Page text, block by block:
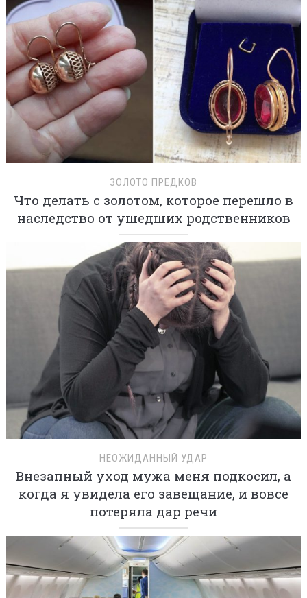
ЗОЛОТО ПРЕДКОВ
Что делать с золотом, которое перешло в
наследство от ушедших родственников
НЕОЖИДАННЫЙ УДАР
Внезапный уход мужа меня подкосил, а
когда я увидела его завещание, и вовсе
потеряла дар речи